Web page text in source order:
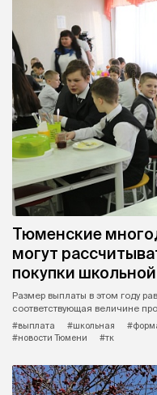
Тюменские
могут
покупки
Размер выплаты в этом году
соответствующая величине
#выплата
#школьная
#новости Тюмени
#тк